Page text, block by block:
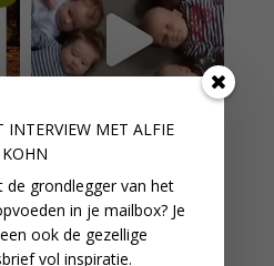
INTERVIEW MET ALFIE
KOHN
de grondlegger van het
in je mailbox? Je
ook de gezellige
vol inspiratie.